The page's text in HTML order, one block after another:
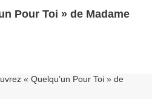
Pour Toi » de Madame